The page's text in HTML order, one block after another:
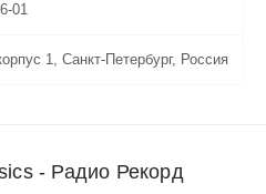
01
1, Санкт-Петербург, Россия
- Радио Рекорд